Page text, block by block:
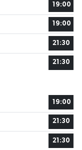
19:00
19:00
21:30
21:30
19:00
21:30
21:30